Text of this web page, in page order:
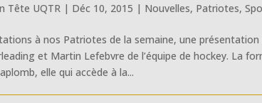
Tête UQTR | Déc 10, 2015 | Nouvelles, Patriotes,
à nos Patriotes de la semaine, une
et Martin Lefebvre de l’équipe de hockey. La
elle qui accède à la...